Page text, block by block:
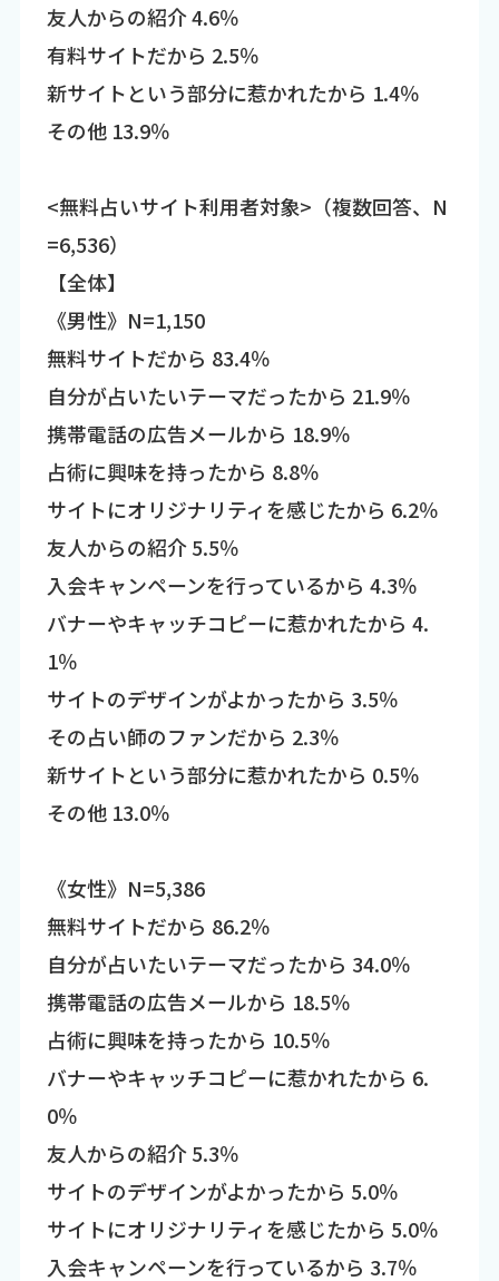
友人からの紹介 4.6％
有料サイトだから 2.5％
新サイトという部分に惹かれたから 1.4％
その他 13.9％
<無料占いサイト利用者対象>（複数回答、N
=6,536）
【全体】
《男性》N=1,150
無料サイトだから 83.4％
自分が占いたいテーマだったから 21.9％
携帯電話の広告メールから 18.9％
占術に興味を持ったから 8.8％
サイトにオリジナリティを感じたから 6.2％
友人からの紹介 5.5％
入会キャンペーンを行っているから 4.3％
バナーやキャッチコピーに惹かれたから 4.
1％
サイトのデザインがよかったから 3.5％
その占い師のファンだから 2.3％
新サイトという部分に惹かれたから 0.5％
その他 13.0％
《女性》N=5,386
無料サイトだから 86.2％
自分が占いたいテーマだったから 34.0％
携帯電話の広告メールから 18.5％
占術に興味を持ったから 10.5％
バナーやキャッチコピーに惹かれたから 6.
0％
友人からの紹介 5.3％
サイトのデザインがよかったから 5.0％
サイトにオリジナリティを感じたから 5.0％
入会キャンペーンを行っているから 3.7％